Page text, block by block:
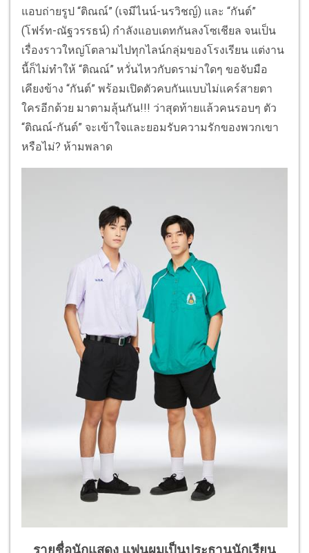
แอบถ่ายรูป “ติณณ์” (เจมีไนน์-นรวิชญ์) และ “กันต์”
(โฟร์ท-ณัฐวรรธน์) กำลังแอบเดทกันลงโซเชียล จนเป็น
เรื่องราวใหญ่โตลามไปทุกไลน์กลุ่มของโรงเรียน แต่งาน
นี้ก็ไม่ทำให้ “ติณณ์” หวั่นไหวกับดราม่าใดๆ ขอจับมือ
เคียงข้าง “กันต์” พร้อมเปิดตัวคบกันแบบไม่แคร์สายตา
ใครอีกด้วย มาตามลุ้นกัน!!! ว่าสุดท้ายแล้วคนรอบๆ ตัว
“ติณณ์-กันต์” จะเข้าใจและยอมรับความรักของพวกเขา
หรือไม่? ห้ามพลาด